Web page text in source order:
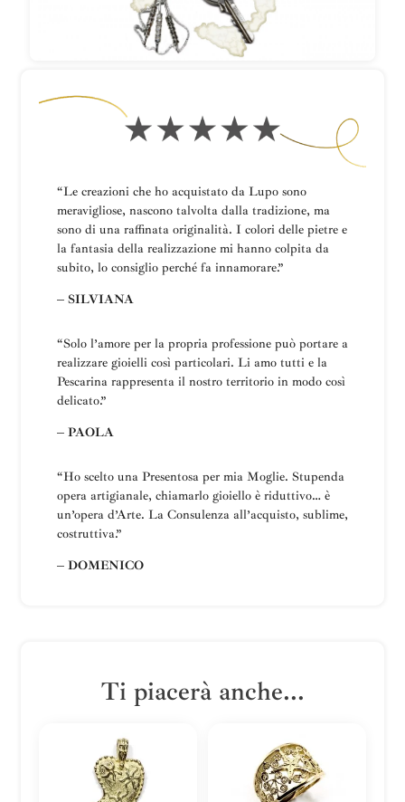
“Le creazioni che ho acquistato da Lupo sono
meravigliose, nascono talvolta dalla tradizione, ma
sono di una raffinata originalità. I colori delle pietre e
la fantasia della realizzazione mi hanno colpita da
subito, lo consiglio perché fa innamorare.”
– SILVIANA
“Solo l’amore per la propria professione può portare a
realizzare gioielli così particolari. Li amo tutti e la
Pescarina rappresenta il nostro territorio in modo così
delicato.”
– PAOLA
“Ho scelto una Presentosa per mia Moglie. Stupenda
opera artigianale, chiamarlo gioiello è riduttivo… è
un’opera d’Arte. La Consulenza all’acquisto, sublime,
costruttiva.”
– DOMENICO
Ti piacerà anche...